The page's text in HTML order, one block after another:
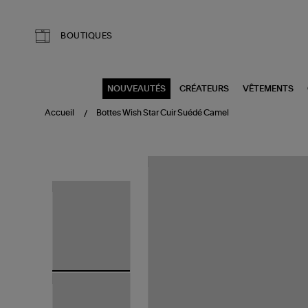
BOUTIQUES
NOUVEAUTÉS CRÉATEURS VÊTEMENTS
Accueil Bottes Wish Star Cuir Suédé Camel